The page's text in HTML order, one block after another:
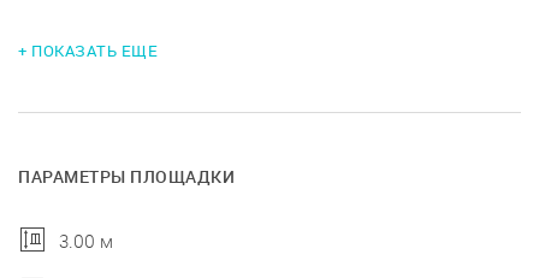
+ ПОКАЗАТЬ ЕЩЕ
ПАРАМЕТРЫ ПЛОЩАДКИ
3.00 м